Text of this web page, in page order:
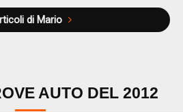
di Mario
AUTO DEL 2012